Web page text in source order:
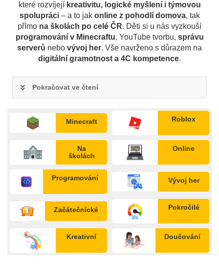
které rozvíjejí kreativitu, logické myšlení i týmovou
spolupráci– a to jak online z pohodlí domova, tak
přímo na školách po celé ČR. Děti si u nás vyzkouší
programování v Minecraftu, YouTube tvorbu, správu
serverů nebo vývoj her. Vše navrženo s důrazem na
digitální gramotnost a 4C kompetence.
Pokračovat ve čtení
Minecraft Roblox
Na
školách
Online
Programování Vývoj her
Začátečnícké Pokročilé
Kreativní Doučování